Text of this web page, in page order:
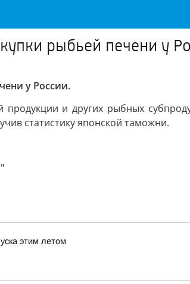
рыбьей печени у
у России.
и других рыбных
статистику японской таможни.
этим летом